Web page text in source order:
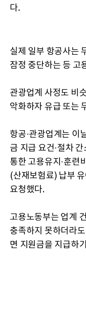
다.
실제 일부 항공사는
잠정 중단하는 등 고
관광업계 사정도 비
악화하자 유급 또는
항공·관광업계는 이
금 지급 요건·절차
통한 고용유지·훈련
(산재보험료) 납부
요청했다.
고용노동부는 업계
충족하지 못하더라
면 지원금을 지급하